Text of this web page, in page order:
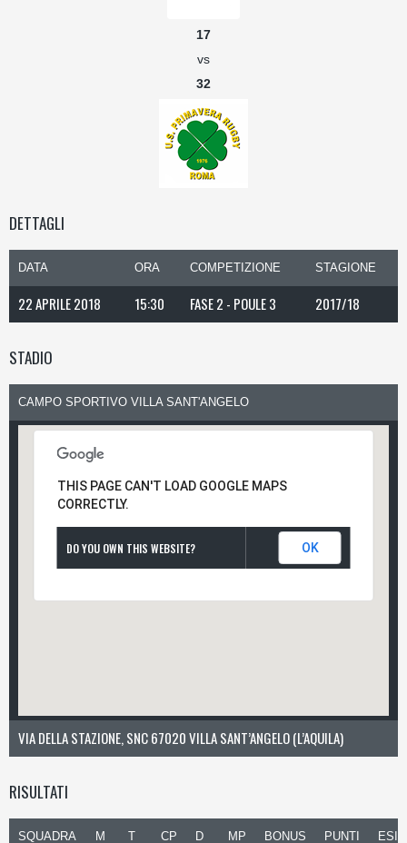
17
vs
32
DETTAGLI
DATA ORA COMPETIZIONE STAGIONE
22 APRILE 2018 15:30 FASE 2 - POULE 3 2017/18
STADIO
CAMPO SPORTIVO VILLA SANT'ANGELO
THIS PAGE CAN'T LOAD GOOGLE MAPS
CORRECTLY.
DO YOU OWN THIS WEBSITE? OK
VIA DELLA STAZIONE, SNC 67020 VILLA SANT’ANGELO (L’AQUILA)
RISULTATI
SQUADRA M T CP D MP BONUS PUNTI